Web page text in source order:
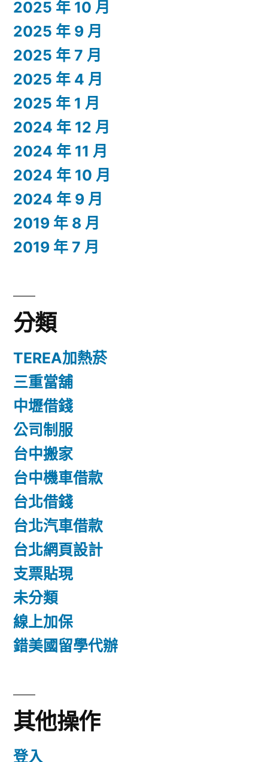
2025 年 10 月
2025 年 9 月
2025 年 7 月
2025 年 4 月
2025 年 1 月
2024 年 12 月
2024 年 11 月
2024 年 10 月
2024 年 9 月
2019 年 8 月
2019 年 7 月
分類
TEREA加熱菸
三重當舖
中壢借錢
公司制服
台中搬家
台中機車借款
台北借錢
台北汽車借款
台北網頁設計
支票貼現
未分類
線上加保
錯美國留學代辦
其他操作
登入